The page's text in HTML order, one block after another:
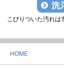
こびりついた汚れは
HOME